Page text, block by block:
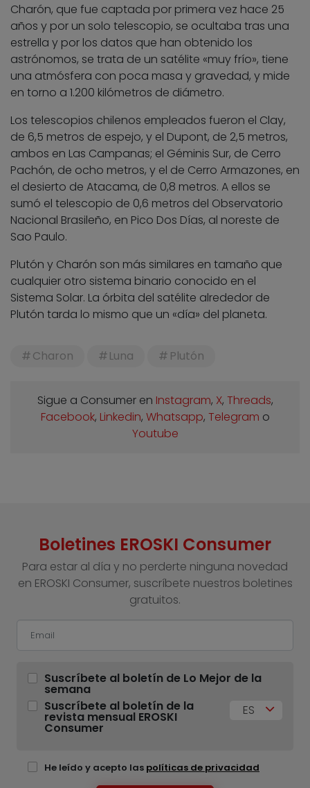
Charón, que fue captada por primera vez hace 25
años y por un solo telescopio, se ocultaba tras una
estrella y por los datos que han obtenido los
astrónomos, se trata de un satélite «muy frío», tiene
una atmósfera con poca masa y gravedad, y mide
en torno a 1.200 kilómetros de diámetro.
Los telescopios chilenos empleados fueron el Clay,
de 6,5 metros de espejo, y el Dupont, de 2,5 metros,
ambos en Las Campanas; el Géminis Sur, de Cerro
Pachón, de ocho metros, y el de Cerro Armazones, en
el desierto de Atacama, de 0,8 metros. A ellos se
sumó el telescopio de 0,6 metros del Observatorio
Nacional Brasileño, en Pico Dos Días, al noreste de
Sao Paulo.
Plutón y Charón son más similares en tamaño que
cualquier otro sistema binario conocido en el
Sistema Solar. La órbita del satélite alrededor de
Plutón tarda lo mismo que un «día» del planeta.
Charon Luna Plutón
Sigue a Consumer en Instagram, X, Threads,
Facebook, Linkedin, Whatsapp, Telegram o
Youtube
Boletines EROSKI Consumer
Para estar al día y no perderte ninguna novedad
en EROSKI Consumer, suscríbete nuestros boletines
gratuitos.
Suscríbete al boletín de Lo Mejor de la
semana
Suscríbete al boletín de la
revista mensual EROSKI
Consumer
ES
He leído y acepto las políticas de privacidad